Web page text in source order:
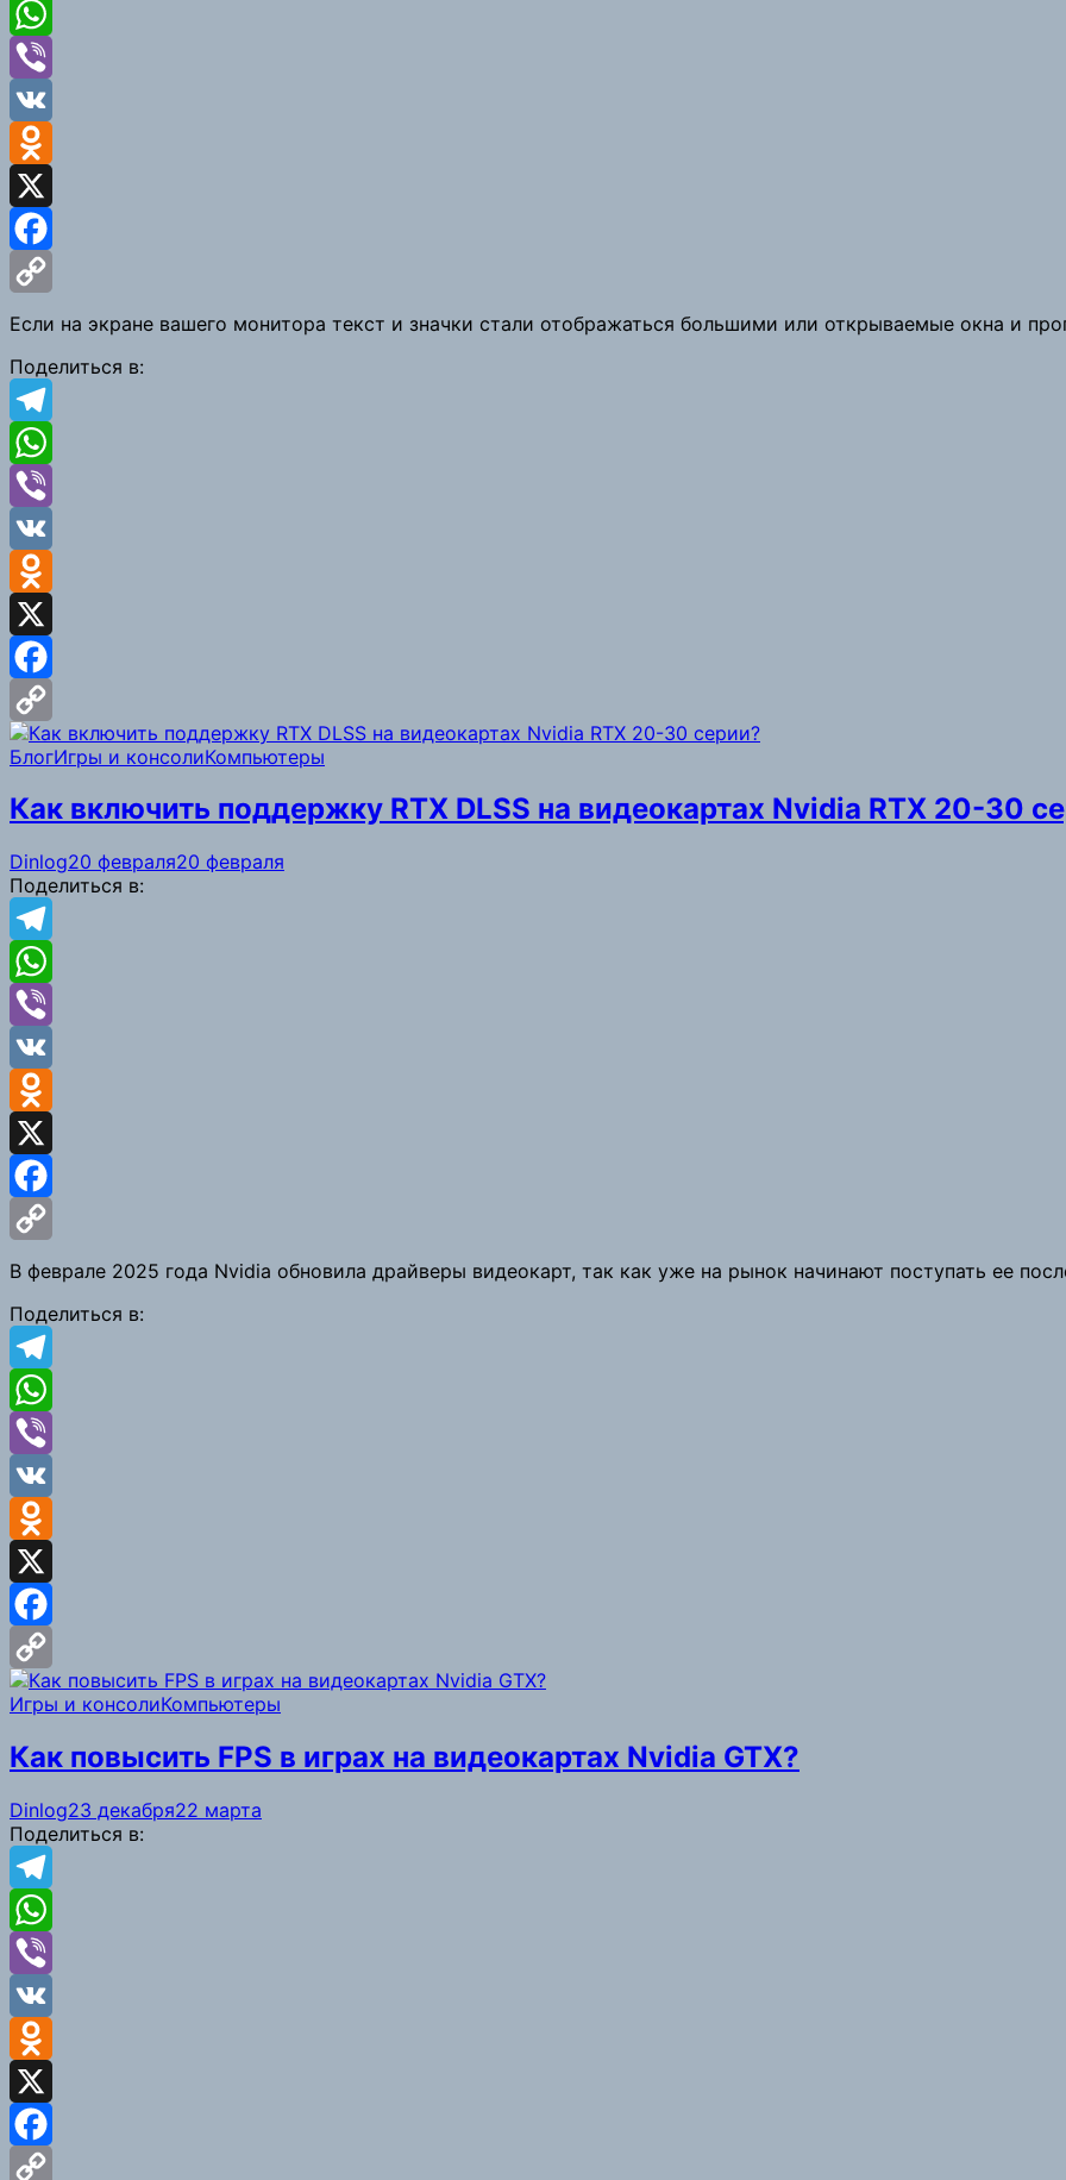
Telegram
WhatsApp
Viber
VK
Odnoklassniki
X
Facebook
Copy
Link
Если на экране вашего монитора текст и значки стали отображаться большими или открываемые окна и
Поделиться в:
Telegram
WhatsApp
Viber
VK
Odnoklassniki
X
Facebook
Copy
БлогИгры и консолиКомпьютеры
Как включить поддержку RTX DLSS на видеокартах Nvidia RTX 20-30
Dinlog20 февраля20 февраля
Поделиться в:
Telegram
WhatsApp
Viber
VK
Odnoklassniki
X
Facebook
Copy
Link
В феврале 2025 года Nvidia обновила драйверы видеокарт, так как уже на рынок начинают поступать ее
Поделиться в:
Telegram
WhatsApp
Viber
VK
Odnoklassniki
X
Facebook
Copy
Игры и консолиКомпьютеры
Как повысить FPS в играх на видеокартах Nvidia GTX?
Dinlog23 декабря22 марта
Поделиться в:
Telegram
WhatsApp
Viber
VK
Odnoklassniki
X
Facebook